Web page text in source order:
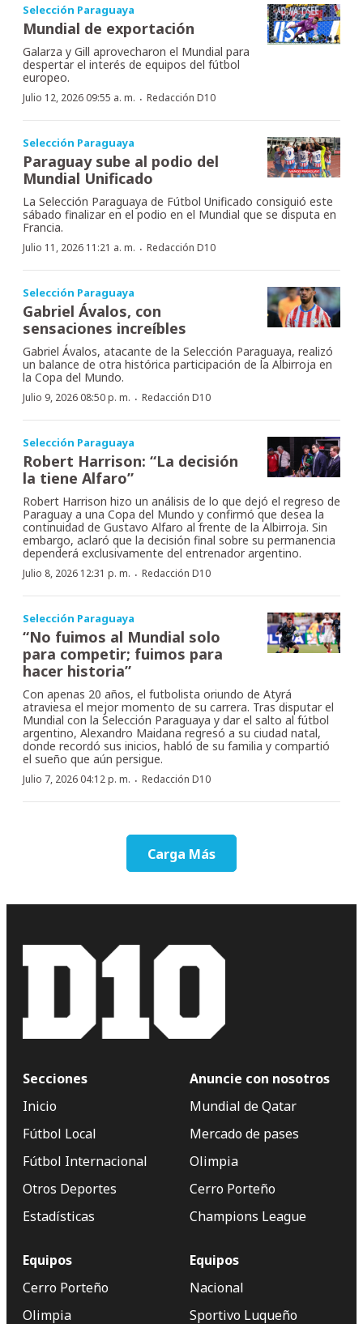
Selección Paraguaya
Mundial de exportación
Galarza y Gill aprovecharon el Mundial para
despertar el interés de equipos del fútbol
europeo.
Julio 12, 2026 09:55 a. m. · Redacción D10
Selección Paraguaya
Paraguay sube al podio del
Mundial Unificado
La Selección Paraguaya de Fútbol Unificado consiguió este
sábado finalizar en el podio en el Mundial que se disputa en
Francia.
Julio 11, 2026 11:21 a. m. · Redacción D10
Selección Paraguaya
Gabriel Ávalos, con
sensaciones increíbles
Gabriel Ávalos, atacante de la Selección Paraguaya, realizó
un balance de otra histórica participación de la Albirroja en
la Copa del Mundo.
Julio 9, 2026 08:50 p. m. · Redacción D10
Selección Paraguaya
Robert Harrison: “La decisión
la tiene Alfaro”
Robert Harrison hizo un análisis de lo que dejó el regreso de
Paraguay a una Copa del Mundo y confirmó que desea la
continuidad de Gustavo Alfaro al frente de la Albirroja. Sin
embargo, aclaró que la decisión final sobre su permanencia
dependerá exclusivamente del entrenador argentino.
Julio 8, 2026 12:31 p. m. · Redacción D10
Selección Paraguaya
“No fuimos al Mundial solo
para competir; fuimos para
hacer historia”
Con apenas 20 años, el futbolista oriundo de Atyrá
atraviesa el mejor momento de su carrera. Tras disputar el
Mundial con la Selección Paraguaya y dar el salto al fútbol
argentino, Alexandro Maidana regresó a su ciudad natal,
donde recordó sus inicios, habló de su familia y compartió
el sueño que aún persigue.
Julio 7, 2026 04:12 p. m. · Redacción D10
Carga Más
Secciones
Inicio
Fútbol Local
Fútbol Internacional
Otros Deportes
Estadísticas
Anuncie con nosotros
Mundial de Qatar
Mercado de pases
Olimpia
Cerro Porteño
Champions League
Equipos
Cerro Porteño
Olimpia
Equipos
Nacional
Sportivo Luqueño